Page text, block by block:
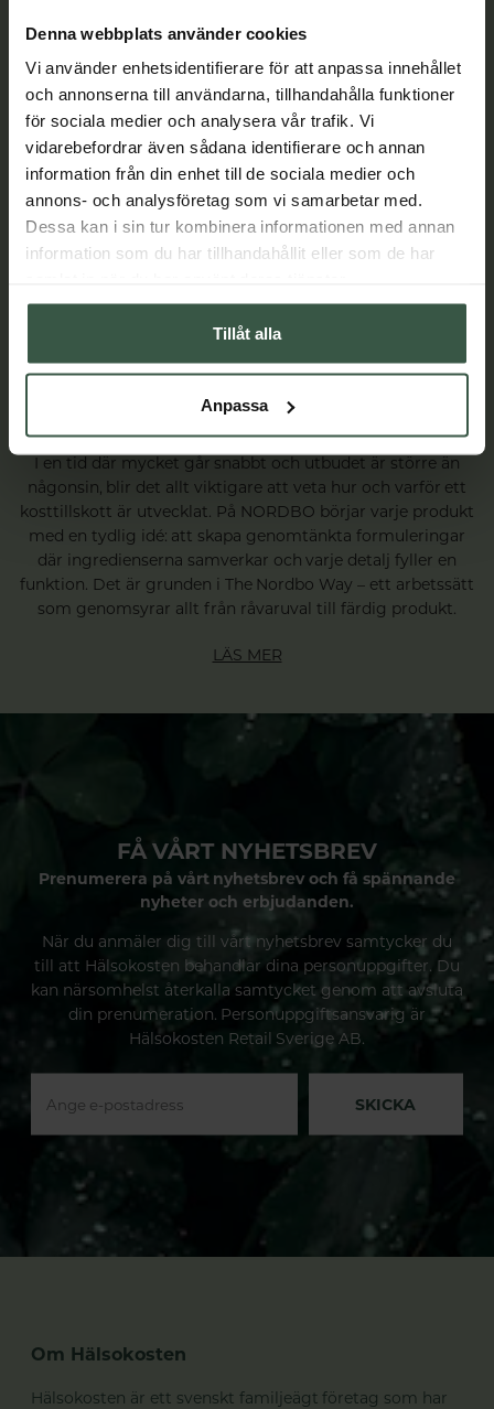
Denna webbplats använder cookies
Vi använder enhetsidentifierare för att anpassa innehållet
och annonserna till användarna, tillhandahålla funktioner
för sociala medier och analysera vår trafik. Vi
vidarebefordrar även sådana identifierare och annan
information från din enhet till de sociala medier och
annons- och analysföretag som vi samarbetar med.
Dessa kan i sin tur kombinera informationen med annan
information som du har tillhandahållit eller som de har
Tillåt alla
Anpassa
The Nordbo Way - när varje ingrediens har ett
I en tid där mycket går snabbt och utbudet är större än
någonsin, blir det allt viktigare att veta hur och varför ett
kosttillskott är utvecklat. På NORDBO börjar varje produkt
med en tydlig idé: att skapa genomtänkta formuleringar
där ingredienserna samverkar och varje detalj fyller en
funktion. Det är grunden i The Nordbo Way – ett arbetssätt
som genomsyrar allt från råvaruval till färdig produkt.
LÄS MER
FÅ VÅRT NYHETSBREV
Prenumerera på vårt nyhetsbrev och få spännande
nyheter och erbjudanden.
När du anmäler dig till vårt nyhetsbrev samtycker du
till att Hälsokosten behandlar dina personuppgifter. Du
kan närsomhelst återkalla samtycket genom att avsluta
din prenumeration. Personuppgiftsansvarig är
Hälsokosten Retail Sverige AB.
SKICKA
Om Hälsokosten
Hälsokosten är ett svenskt familjeägt företag som har